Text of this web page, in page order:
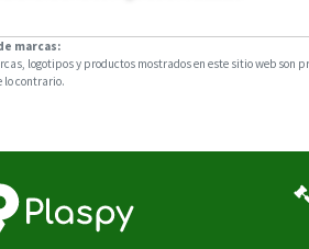
marcas:
logotipos y productos mostrados en este sitio web
lo contrario.